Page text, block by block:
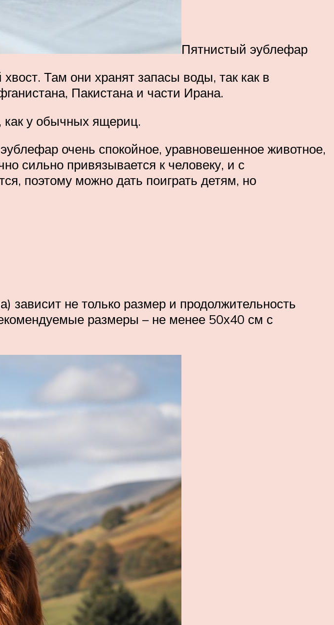
Пятнистый эублефар
Там они хранят запасы воды, так как в
Пакистана и части Ирана.
как у обычных ящериц.
очень спокойное, уравновешенное животное,
сильно привязывается к человеку, и с
поэтому можно дать поиграть детям, но
не только размер и продолжительность
размеры – не менее 50х40 см с